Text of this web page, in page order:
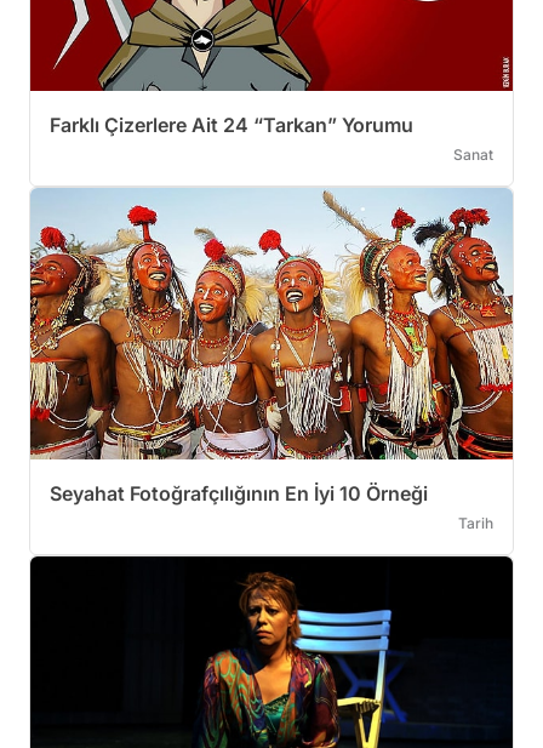
Farklı Çizerlere Ait 24 “Tarkan” Yorumu
Sanat
Seyahat Fotoğrafçılığının En İyi 10 Örneği
Tarih